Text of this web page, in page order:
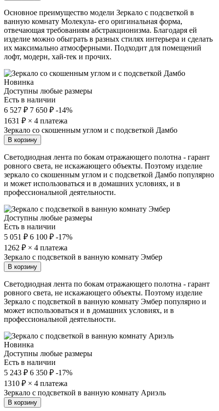
Основное преимущество модели Зеркало с подсветкой в
ванную комнату Молекула- его оригинальная форма,
отвечающая требованиям абстракционизма. Благодаря ей
изделие можно обыграть в разных стилях интерьера и сделать
их максимально атмосферными. Подходит для помещений
лофт, модерн, хай-тек и прочих.
Новинка
Доступны любые размеры
Есть в наличии
6 527 ₽ 7 650 ₽ -14%
1631 ₽ × 4 платежа
Зеркало со скошенным углом и с подсветкой Дамбо
В корзину
Светодиодная лента по бокам отражающего полотна - гарант
ровного света, не искажающего объекты. Поэтому изделие
зеркало со скошенным углом и с подсветкой Дамбо популярно
и может использоваться и в домашних условиях, и в
профессиональной деятельности.
Доступны любые размеры
Есть в наличии
5 051 ₽ 6 100 ₽ -17%
1262 ₽ × 4 платежа
Зеркало с подсветкой в ванную комнату Эмбер
В корзину
Светодиодная лента по бокам отражающего полотна - гарант
ровного света, не искажающего объекты. Поэтому изделие
Зеркало с подсветкой в ванную комнату Эмбер популярно и
может использоваться и в домашних условиях, и в
профессиональной деятельности.
Новинка
Доступны любые размеры
Есть в наличии
5 243 ₽ 6 350 ₽ -17%
1310 ₽ × 4 платежа
Зеркало с подсветкой в ванную комнату Ариэль
В корзину